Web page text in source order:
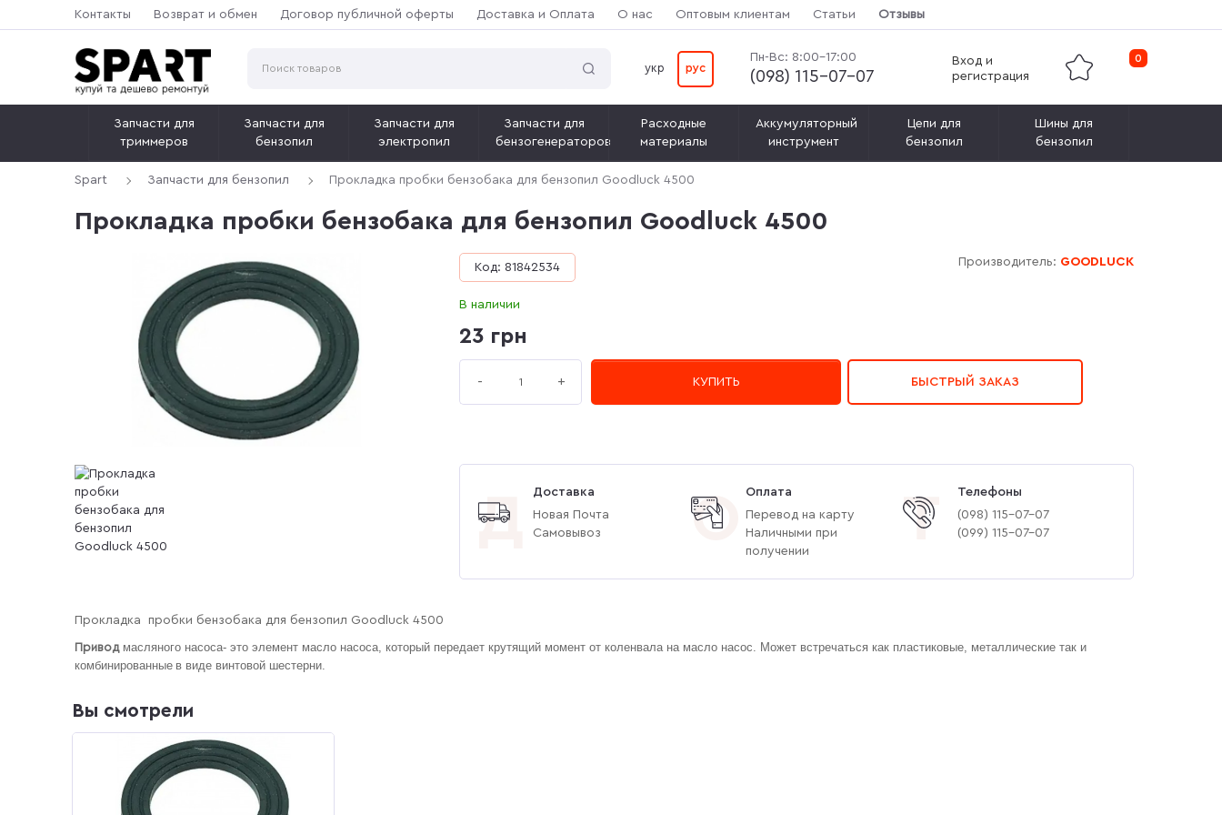
Контакты Возврат и обмен Договор публичной оферты Доставка и Оплата О нас Оптовым клиентам Статьи Отзывы
0
Вход и
регистрация
Пн-Вс: 8:00-17:00
(‎098) 115-07-07
укр рус
Запчасти для
триммеров
Запчасти для
бензопил
Запчасти для
электропил
Запчасти для
бензогенераторов
Расходные
материалы
Аккумуляторный
инструмент
Цепи для
бензопил
Шины для
бензопил
Spart Запчасти для бензопил Прокладка пробки бензобака для бензопил Goodluck 4500
Прокладка пробки бензобака для бензопил Goodluck 4500
Производитель: GOODLUCK
Код: 81842534
В наличии
23 грн
- + КУПИТЬ БЫСТРЫЙ ЗАКАЗ
Д
Доставка
Новая Почта
Самовывоз
О
Оплата
Перевод на карту
Наличными при
получении
Т
Телефоны
(‎098) 115-07-07
(‎099) 115-07-07
Прокладка пробки бензобака для бензопил Goodluck 4500
Привод масляного насоса- это элемент масло насоса, который передает крутящий момент от коленвала на масло насос. Может встречаться как пластиковые, металлические так и
комбинированные в виде винтовой шестерни.
Вы смотрели